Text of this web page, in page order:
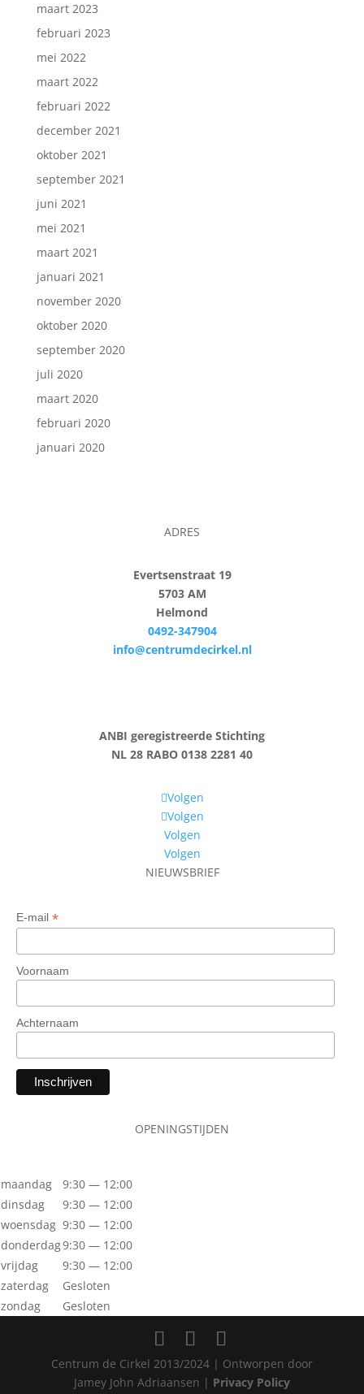
maart 2023
februari 2023
mei 2022
maart 2022
februari 2022
december 2021
oktober 2021
september 2021
juni 2021
mei 2021
maart 2021
januari 2021
november 2020
oktober 2020
september 2020
juli 2020
maart 2020
februari 2020
januari 2020
ADRES
Evertsenstraat 19
5703 AM
Helmond
0492-347904
info@centrumdecirkel.nl
ANBI geregistreerde Stichting
NL 28 RABO 0138 2281 40
Volgen
Volgen
Volgen
Volgen
NIEUWSBRIEF
E-mail *
Voornaam
Achternaam
OPENINGSTIJDEN
maandag
9:30 — 12:00
dinsdag
9:30 — 12:00
woensdag 9:30 — 12:00
donderdag9:30 — 12:00
vrijdag
9:30 — 12:00
zaterdag
Gesloten
zondag
Gesloten
Centrum de Cirkel 2013/2024 | Ontworpen door
Jamey John Adriaansen | Privacy Policy